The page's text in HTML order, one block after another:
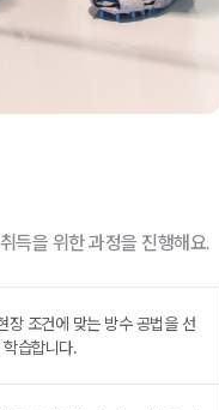
득을 위한 과정을 진행해요.
장 조건에 맞는 방수 공법을 선
습합니다.